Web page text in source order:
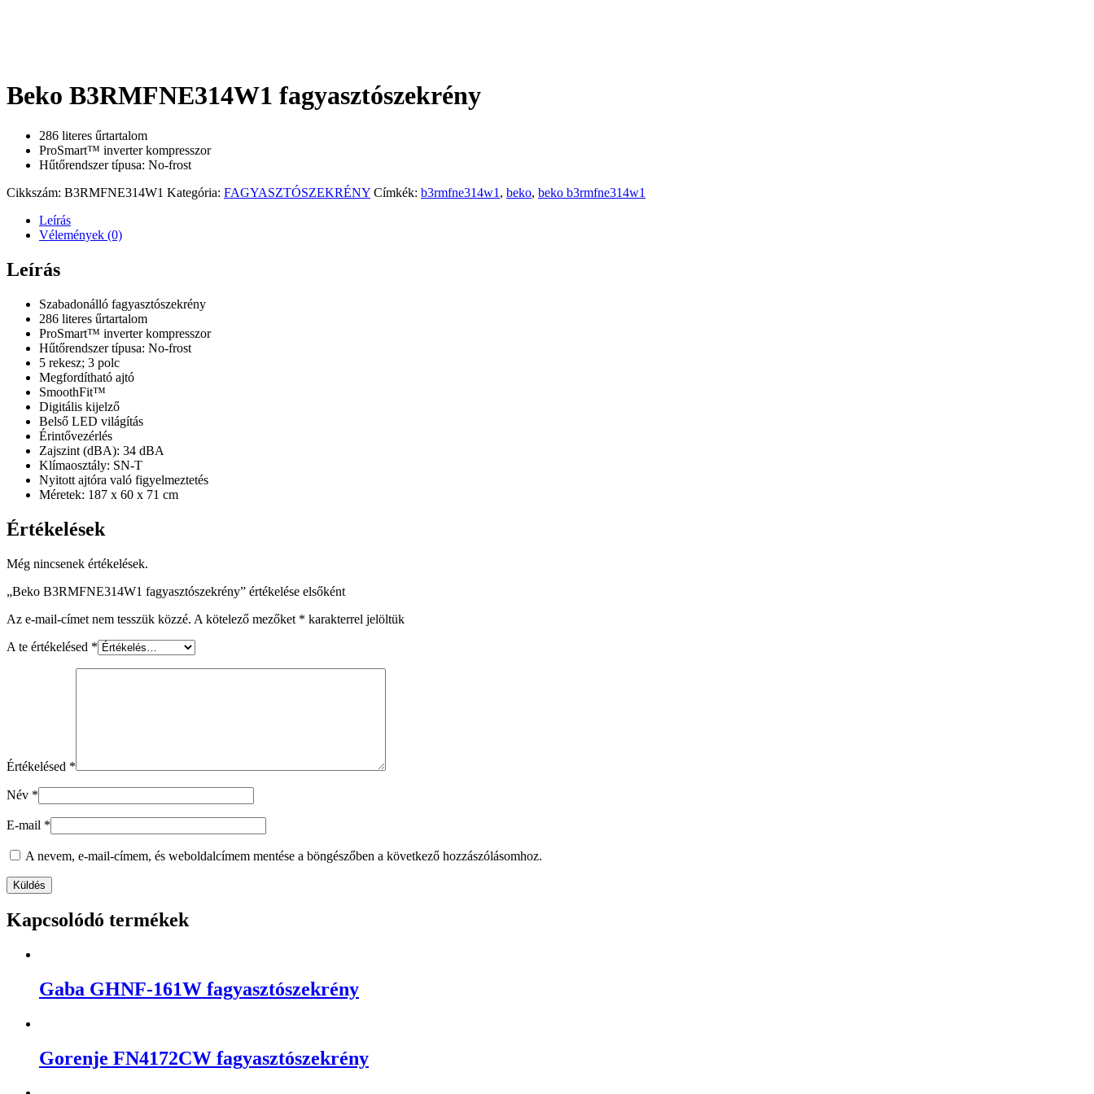
Beko B3RMFNE314W1 fagyasztószekrény
286 literes űrtartalom
ProSmart™ inverter kompresszor
Hűtőrendszer típusa: No-frost
Cikkszám: B3RMFNE314W1 Kategória: FAGYASZTÓSZEKRÉNY Címkék: b3rmfne314w1 , beko, beko b3rmfne314w1
Leírás
Vélemények (0)
Leírás
Szabadonálló fagyasztószekrény
286 literes űrtartalom
ProSmart™ inverter kompresszor
Hűtőrendszer típusa: No-frost
5 rekesz; 3 polc
Megfordítható ajtó
SmoothFit™
Digitális kijelző
Belső LED világítás
Érintővezérlés
Zajszint (dBA): 34 dBA
Klímaosztály: SN-T
Nyitott ajtóra való figyelmeztetés
Méretek: 187 x 60 x 71 cm
Értékelések
Még nincsenek értékelések.
„Beko B3RMFNE314W1 fagyasztószekrény” értékelése elsőként
Az e-mail-címet nem tesszük közzé. A kötelező mezőket * karakterrel jelöltük
A te értékelésed *
Értékelésed *
Név *
E-mail *
A nevem, e-mail-címem, és weboldalcímem mentése a böngészőben a következő hozzászólásomhoz.
Kapcsolódó termékek
Gaba GHNF-161W fagyasztószekrény
Gorenje FN4172CW fagyasztószekrény